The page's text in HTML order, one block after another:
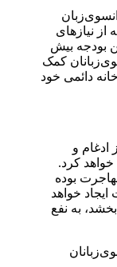
از نیازهای
بودجه بیش
کمک
دائمی خود
ادغام و
کرد.
بوده
خواهد
به نفع